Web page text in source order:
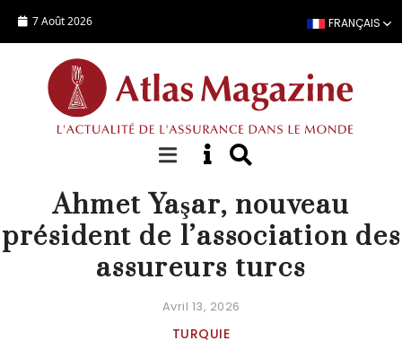
7 Août 2026 FRANÇAIS
ACTUALITÉ
Ahmet Yaşar, nouveau
président de l’association des
assureurs turcs
Avril 13, 2026
TURQUIE